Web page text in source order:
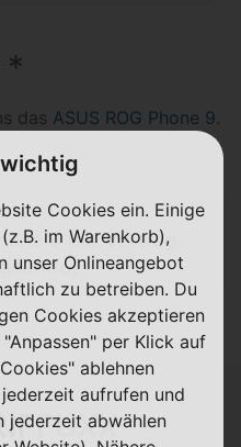
das ASUS ROG Phone 9.
9 mit Vertrag
Cookies ein. Einige
im Warenkorb),
unser Onlineangebot
zu betreiben. Du
Cookies akzeptieren
per Klick auf
ablehnen
aufrufen und
jederzeit abwählen